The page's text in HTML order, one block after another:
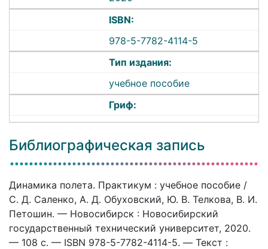
ISBN:
978-5-7782-4114-5
Тип издания:
учебное пособие
Гриф:
Библиографическая запись
Динамика полета. Практикум : учебное пособие /
С. Д. Саленко, А. Д. Обуховский, Ю. В. Телкова, В. И.
Петошин. — Новосибирск : Новосибирский
государственный технический университет, 2020.
— 108 c. — ISBN 978-5-7782-4114-5. — Текст :